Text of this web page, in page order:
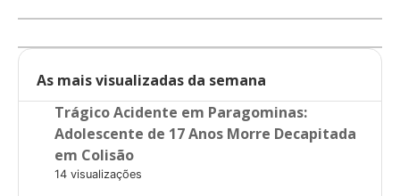
As mais visualizadas da semana
Trágico Acidente em Paragominas:
Adolescente de 17 Anos Morre Decapitada
em Colisão
14 visualizações